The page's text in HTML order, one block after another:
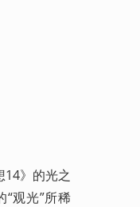
》的光之
观光”所稀